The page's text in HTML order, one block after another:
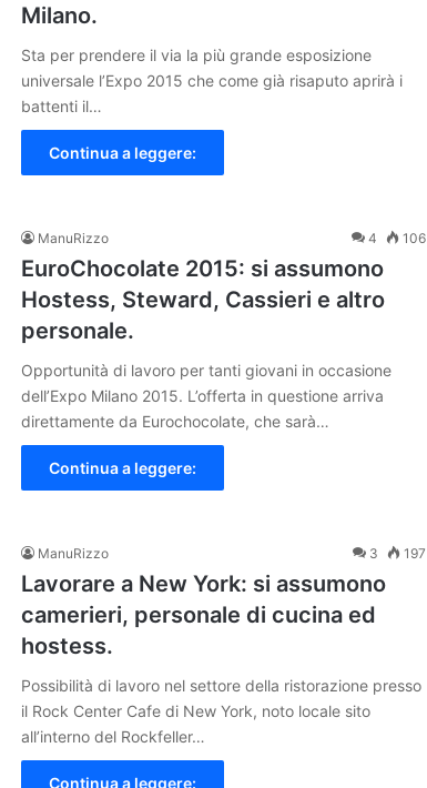
Milano.
Sta per prendere il via la più grande esposizione
universale l’Expo 2015 che come già risaputo aprirà i
battenti il…
Continua a leggere:
ManuRizzo 4 106
EuroChocolate 2015: si assumono
Hostess, Steward, Cassieri e altro
personale.
Opportunità di lavoro per tanti giovani in occasione
dell’Expo Milano 2015. L’offerta in questione arriva
direttamente da Eurochocolate, che sarà…
Continua a leggere:
ManuRizzo 3 197
Lavorare a New York: si assumono
camerieri, personale di cucina ed
hostess.
Possibilità di lavoro nel settore della ristorazione presso
il Rock Center Cafe di New York, noto locale sito
all’interno del Rockfeller…
Continua a leggere: